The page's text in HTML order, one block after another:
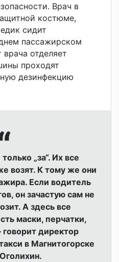
Врач в
костюме,
сидит
пассажирском
отделяет
проходят
дезинфекцию
„за“. Их все
возят. К тому же они
Если водитель
он зачастую сам не
А здесь все
маски, перчатки,
директор
в Магнитогорске